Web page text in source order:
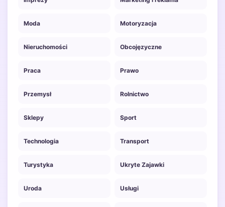
Moda Motoryzacja
Nieruchomości Obcojęzyczne
Praca Prawo
Przemysł Rolnictwo
Sklepy Sport
Technologia Transport
Turystyka Ukryte Zajawki
Uroda Usługi